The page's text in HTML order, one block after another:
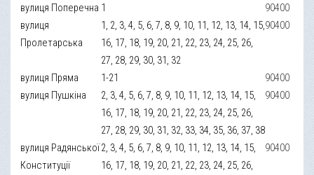
вулиця Поперечна 1
90400
вулиця
Пролетарська
1, 2, 3, 4, 5, 6, 7, 8, 9, 10, 11, 12, 13, 14, 15,
16, 17, 18, 19, 20, 21, 22, 23, 24, 25, 26,
27, 28, 29, 30, 31, 32
90400
вулиця Пряма 1-21
90400
вулиця Пушкіна
2, 3, 4, 5, 6, 7, 8, 9, 10, 11, 12, 13, 14, 15,
16, 17, 18, 19, 20, 21, 22, 23, 24, 25, 26,
27, 28, 29, 30, 31, 32, 33, 34, 35, 36, 37, 38
90400
вулиця Радянської
Конституції
2, 3, 4, 5, 6, 7, 8, 9, 10, 11, 12, 13, 14, 15,
16, 17, 18, 19, 20, 21, 22, 23, 24, 25, 26,
90400